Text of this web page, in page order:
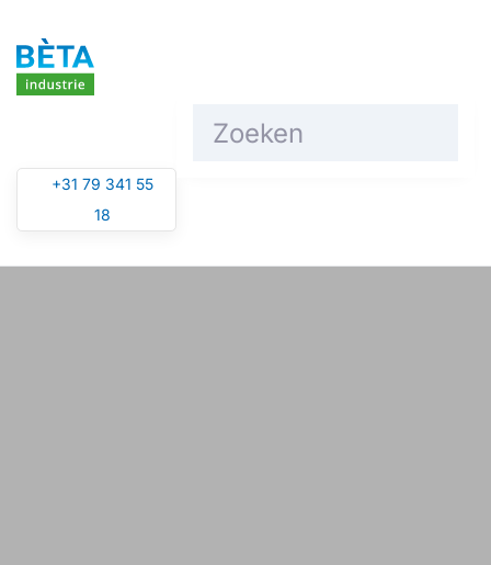
Overslaan en naar de inhoud gaan
+31 79 341 55
18